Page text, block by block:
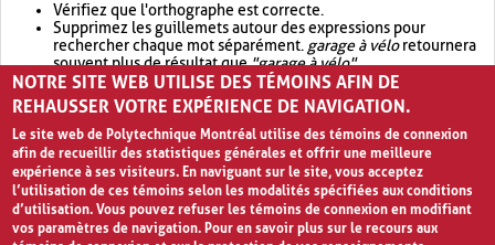
Vérifiez que l'orthographe est correcte.
Supprimez les guillemets autour des expressions pour
rechercher chaque mot séparément. garage à véloretournera
souvent plus de résultat que"garage à vélo".
Envisagez d'élargir votre recherche avec OR.garage OR vélo
retournera souvent plus de résultat quegarage à vélo
NOTRE SITE WEB UTILISE DES TÉMOINS AFIN DE
REHAUSSER VOTRE EXPÉRIENCE DE NAVIGATION.
Le site web de Polytechnique Montréal utilise des témoins de connexion
afin de recueillir des statistiques générales et offrir une meilleure
expérience à ses visiteurs. En naviguant sur le site, vous acceptez
l’utilisation de ces témoins selon les modalités spécifiées aux conditions
d’utilisation. Vous pouvez refuser les témoins de connexion en modifiant
vos paramètres de navigation. Pour en savoir plus sur le recours aux